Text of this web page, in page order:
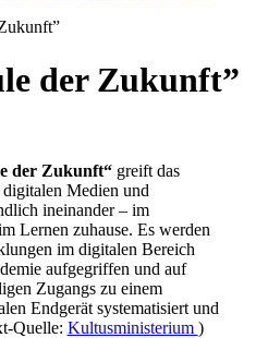
der Zukunft”
der Zukunft“greift das
Medien und
ineinander – im
Lernen zuhause. Es werden
im digitalen Bereich
aufgegriffen und auf
Zugangs zu einem
Endgerät systematisiert und
Quelle: Kultusministerium )